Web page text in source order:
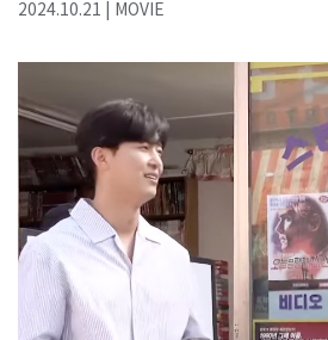
2024.10.21 | MOVIE